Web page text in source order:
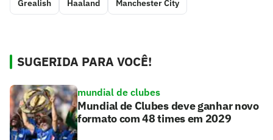
Grealish Haaland Manchester City
SUGERIDA PARA VOCÊ!
mundial de clubes
Mundial de Clubes deve ganhar novo
formato com 48 times em 2029